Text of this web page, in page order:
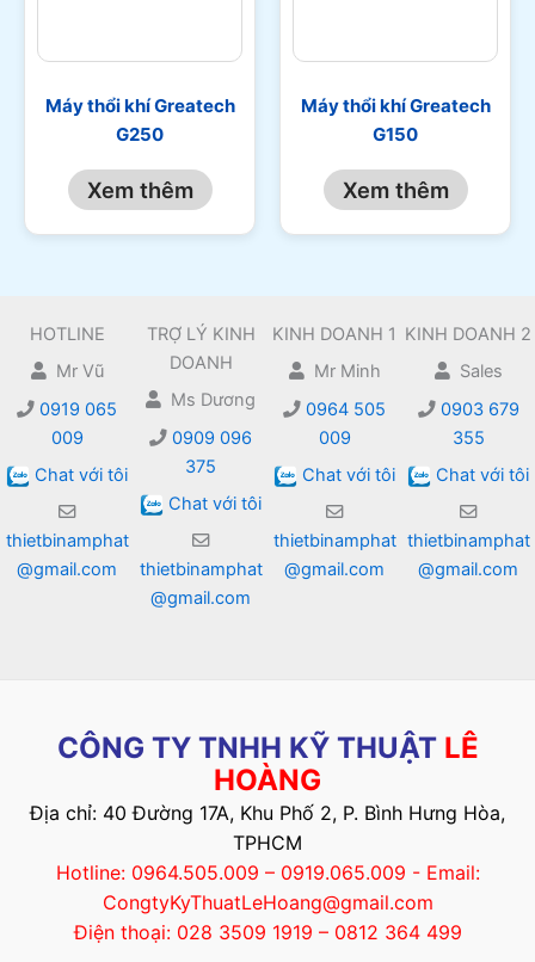
Máy thổi khí Greatech
G250
Xem thêm
Máy thổi khí Greatech
G150
Xem thêm
HOTLINE
Mr Vũ
0919 065
009
Chat với tôi
thietbinamphat
@gmail.com
TRỢ LÝ KINH
DOANH
Ms Dương
0909 096
375
Chat với tôi
thietbinamphat
@gmail.com
KINH DOANH 1
Mr Minh
0964 505
009
Chat với tôi
thietbinamphat
@gmail.com
KINH DOANH 2
Sales
0903 679
355
Chat với tôi
thietbinamphat
@gmail.com
CÔNG TY TNHH KỸ THUẬT LÊ
HOÀNG
Địa chỉ: 40 Đường 17A, Khu Phố 2, P. Bình Hưng Hòa,
TPHCM
Hotline: 0964.505.009 – 0919.065.009 - Email:
CongtyKyThuatLeHoang@gmail.com
Điện thoại: 028 3509 1919 – 0812 364 499